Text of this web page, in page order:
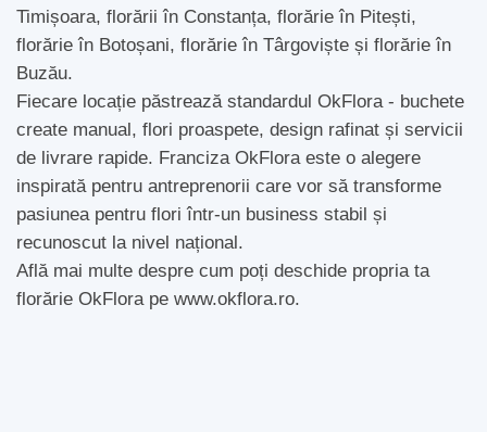
Timișoara, florării în Constanța, florărie în Pitești,
florărie în Botoșani, florărie în Târgoviște și florărie în
Buzău.
Fiecare locație păstrează standardul OkFlora - buchete
create manual, flori proaspete, design rafinat și servicii
de livrare rapide. Franciza OkFlora este o alegere
inspirată pentru antreprenorii care vor să transforme
pasiunea pentru flori într-un business stabil și
recunoscut la nivel național.
Află mai multe despre cum poți deschide propria ta
florărie OkFlora pe www.okflora.ro.